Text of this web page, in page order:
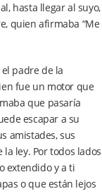
hasta llegar al suyo,
quien afirmaba “Me
padre de la
fue un motor que
que pasaría
escapar a su
amistades, sus
ley. Por todos lados
extendido y a ti
o que están lejos